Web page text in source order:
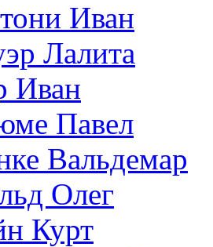
Иван
Лалита
Иван
Павел
Вальдемар
Олег
Курт